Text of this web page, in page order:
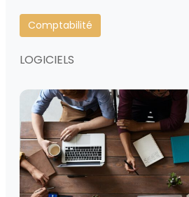
Comptabilité
LOGICIELS